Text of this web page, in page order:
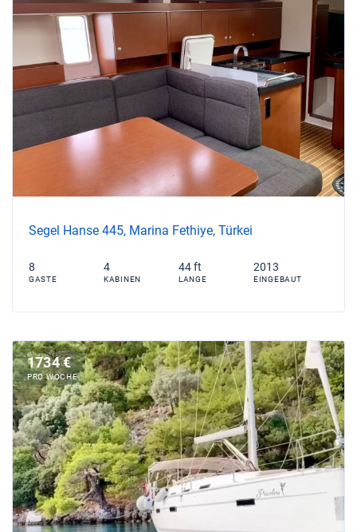
Segel Hanse 445, Marina Fethiye, Türkei
8
GASTE
4
KABINEN
44 ft
LANGE
2013
EINGEBAUT
1734 €
PRO WOCHE